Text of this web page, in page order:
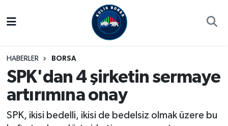
HABERLER BORSA
SPK'dan 4 şirketin sermaye
artırımına onay
SPK, ikisi bedelli, ikisi de bedelsiz olmak üzere bu
Kulis Haber
Halka Arzlar
Süper Lig Puan Durumu ve Fikstür
Tüm Manşetler